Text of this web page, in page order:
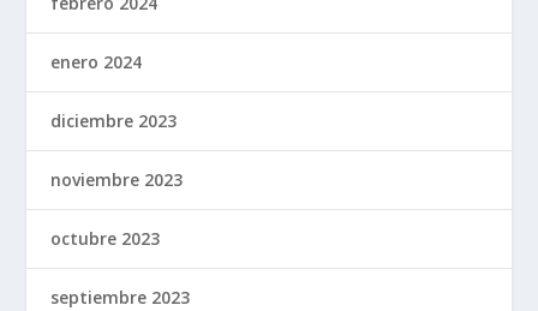
enero 2024
diciembre 2023
noviembre 2023
octubre 2023
septiembre 2023